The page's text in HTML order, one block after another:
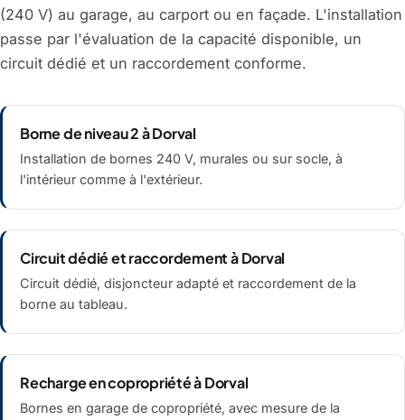
(240 V) au garage, au carport ou en façade. L'installation
passe par l'évaluation de la capacité disponible, un
circuit dédié et un raccordement conforme.
Borne de niveau 2 à Dorval
Installation de bornes 240 V, murales ou sur socle, à
l'intérieur comme à l'extérieur.
Circuit dédié et raccordement à Dorval
Circuit dédié, disjoncteur adapté et raccordement de la
borne au tableau.
Recharge en copropriété à Dorval
Bornes en garage de copropriété, avec mesure de la